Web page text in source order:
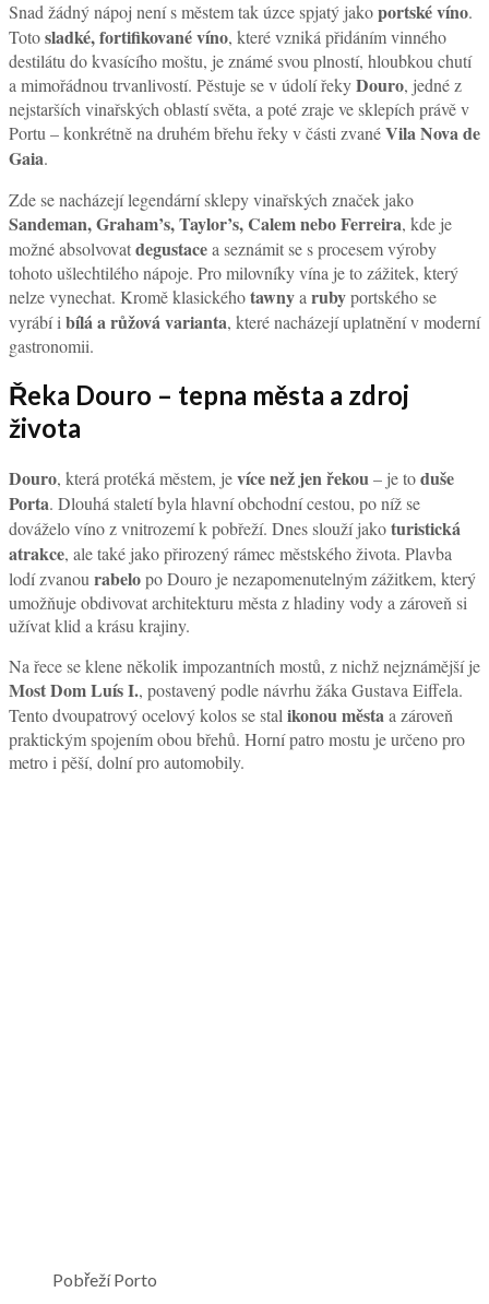
Snad žádný nápoj není s městem tak úzce spjatý jakoportské víno.
Totosladké, fortifikované víno, které vzniká přidáním vinného
destilátu do kvasícího moštu, je známé svou plností, hloubkou chutí
a mimořádnou trvanlivostí. Pěstuje se v údolí řekyDouro, jedné z
nejstarších vinařských oblastí světa, a poté zraje ve sklepích právě v
Portu – konkrétně na druhém břehu řeky v části zvanéVila Nova de
Gaia.
Zde se nacházejí legendární sklepy vinařských značek jako
Sandeman, Graham’s, Taylor’s, Calem nebo Ferreira, kde je
možné absolvovatdegustacea seznámit se s procesem výroby
tohoto ušlechtilého nápoje. Pro milovníky vína je to zážitek, který
nelze vynechat. Kromě klasickéhotawnya rubyportského se
vyrábí i bílá a růžová varianta, které nacházejí uplatnění v moderní
gastronomii.
Řeka Douro – tepna města a zdroj
života
Douro, která protéká městem, jevíce než jen řekou – je toduše
Porta. Dlouhá staletí byla hlavní obchodní cestou, po níž se
dováželo víno z vnitrozemí k pobřeží. Dnes slouží jakoturistická
atrakce, ale také jako přirozený rámec městského života. Plavba
lodí zvanou rabelopo Douro je nezapomenutelným zážitkem, který
umožňuje obdivovat architekturu města z hladiny vody a zároveň si
užívat klid a krásu krajiny.
Na řece se klene několik impozantních mostů, z nichž nejznámější je
Most Dom Luís I., postavený podle návrhu žáka Gustava Eiffela.
Tento dvoupatrový ocelový kolos se stal ikonou města a zároveň
praktickým spojením obou břehů. Horní patro mostu je určeno pro
metro i pěší, dolní pro automobily.
Pobřeží Porto